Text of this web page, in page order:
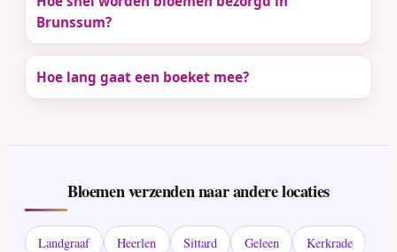
Brunssum?
Hoe lang gaat een boeket mee?
Bloemen verzenden naar andere locaties
Landgraaf Heerlen Sittard Geleen
Kerkrade